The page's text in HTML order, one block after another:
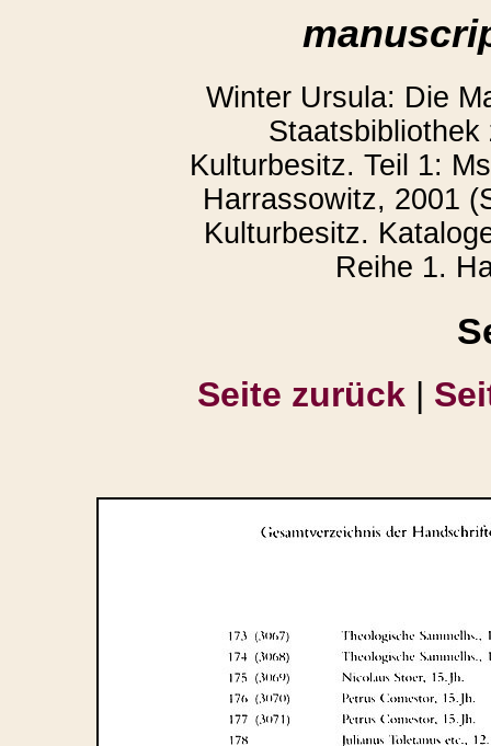
Winter Ursula: Die
Kulturbesitz. Teil 1:
Harrassowitz, 2001
Kulturbesitz.
Reihe 1.
Seite zurück |